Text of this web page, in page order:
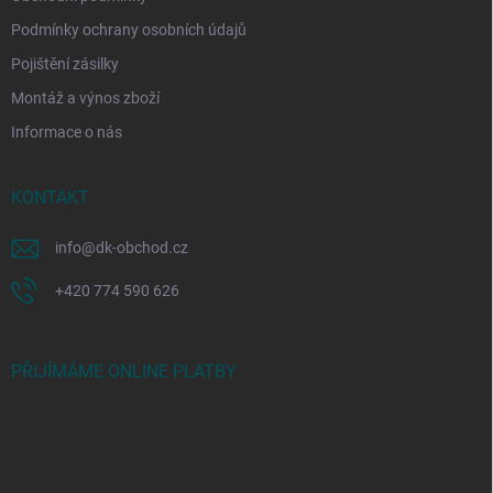
Podmínky ochrany osobních údajů
Pojištění zásilky
Montáž a výnos zboží
Informace o nás
KONTAKT
info@dk-obchod.cz
+420 774 590 626
PŘIJÍMÁME ONLINE PLATBY